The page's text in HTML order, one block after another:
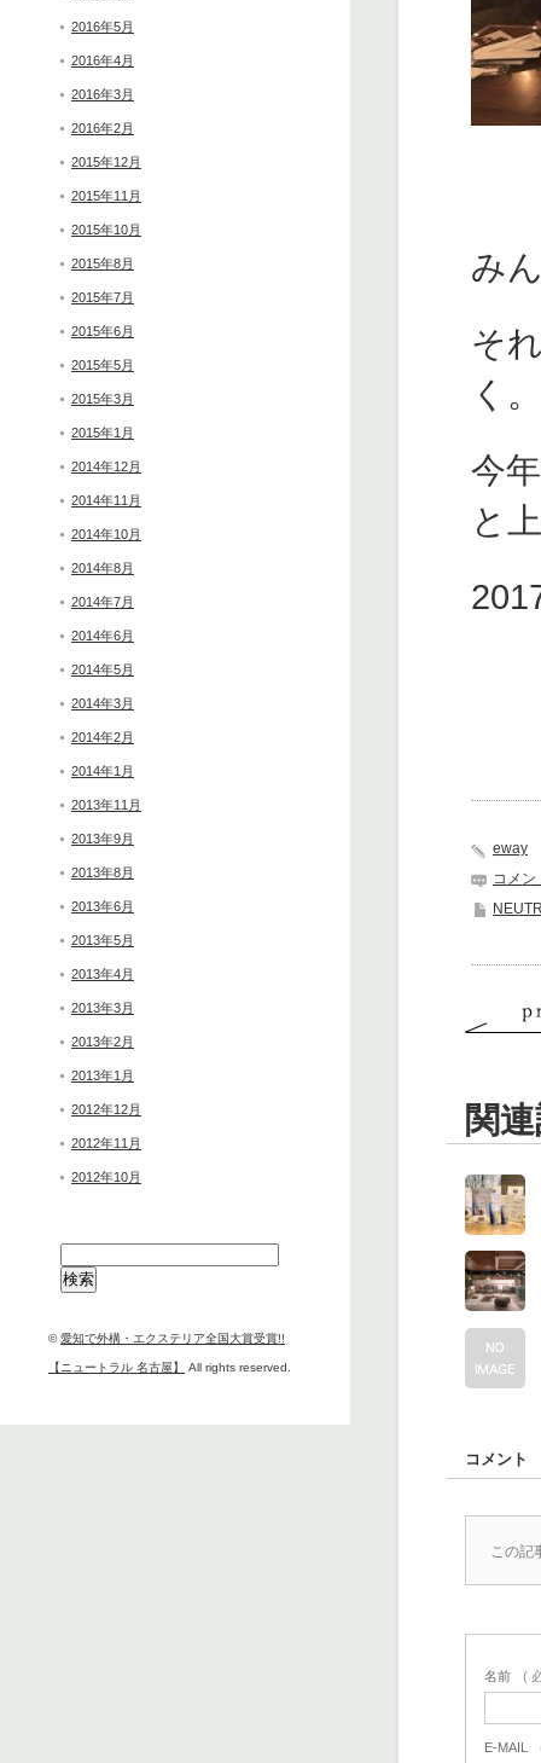
2016年5月
2016年4月
2016年3月
2016年2月
2015年12月
2015年11月
2015年10月
2015年8月
2015年7月
2015年6月
2015年5月
2015年3月
2015年1月
2014年12月
2014年11月
2014年10月
2014年8月
2014年7月
2014年6月
2014年5月
2014年3月
2014年2月
2014年1月
2013年11月
2013年9月
2013年8月
2013年6月
2013年5月
2013年4月
2013年3月
2013年2月
2013年1月
2012年12月
2012年11月
2012年10月
索:
©愛知で外構・エクステリア全国大賞受賞!!
【ニュートラル 名古屋】 All rights reserved.
み
そ
く
今
と
eway
コメン
関
コメント
この記
名前 (
E-MAIL